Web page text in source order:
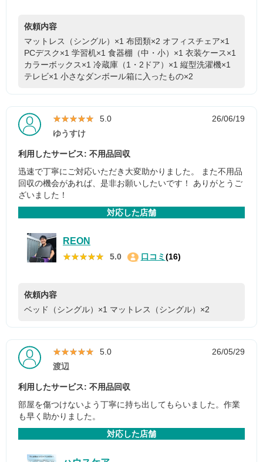
依頼内容
マットレス（シングル）×1 布団類×2 オフィスチェア×1
PCデスク×1 学習机×1 食器棚（中・小）×1 衣装ケース×1
カラーボックス×1 冷蔵庫（1・2ドア）×1 縦型洗濯機×1
テレビ×1 小さなダンボール箱に入ったもの×2
★★★★★
★★★★★ 5.0
26/06/19
ゆうすけ
利用したサービス: 不用品回収
迅速で丁寧にご対応いただき大変助かりました。 また不用品
回収の機会があれば、是非お願いしたいです！ ありがとうご
ざいました！
対応した店舗
REON
★★★★★
★★★★★ 5.0 口コミ (16)
依頼内容
ベッド（シングル）×1 マットレス（シングル）×2
★★★★★
★★★★★ 5.0
26/05/29
渡辺
利用したサービス: 不用品回収
部屋を傷つけないよう丁寧に持ち出してもらいました。作業
も早く助かりました。
対応した店舗